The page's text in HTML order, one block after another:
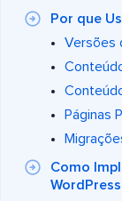
Por que
Versões
Páginas
Como
WordPress